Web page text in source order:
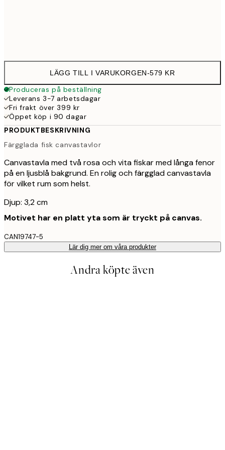
LÄGG TILL I VARUKORGEN-579 KR
Produceras på beställning
Leverans 3-7 arbetsdagar
Fri frakt över 399 kr
Öppet köp i 90 dagar
PRODUKTBESKRIVNING
Färgglada fisk canvastavlor
Canvastavla med två rosa och vita fiskar med långa fenor
på en ljusblå bakgrund. En rolig och färgglad canvastavla
för vilket rum som helst.
Djup: 3,2 cm
Motivet har en platt yta som är tryckt på canvas.
CAN19747-5
Lär dig mer om våra produkter
Andra köpte även